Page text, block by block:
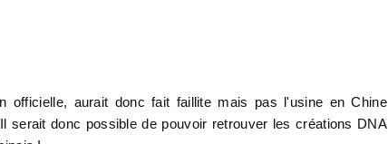
officielle, aurait donc fait faillite mais pas l'usine en Chine
serait donc possible de pouvoir retrouver les créations DNA